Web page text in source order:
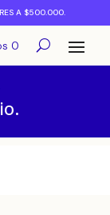
A $500.000.
0